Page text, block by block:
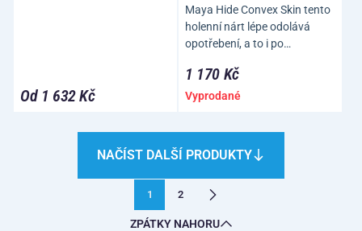
Od 1 632 Kč
Maya Hide Convex Skin tento
holenní nárt lépe odolává
opotřebení, a to i po…
1 170 Kč
Vyprodané
ZPÁTKY NAHORU
NAČÍST DALŠÍ PRODUKTY
1 2